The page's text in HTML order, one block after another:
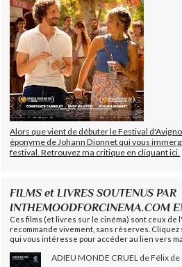
Alors que vient de débuter le Festival
éponyme de Johann Dionnet qui vous
festival. Retrouvez ma critique en cliquant ici.
FILMS et LIVRES SOUTENUS PAR
INTHEMOODFORCINEMA.COM
Ces films (et livres sur le cinéma) sont ceux de
recommande vivement, sans réserves.
qui vous intéresse pour accéder au lien vers
ADIEU MONDE CRUEL de Félix